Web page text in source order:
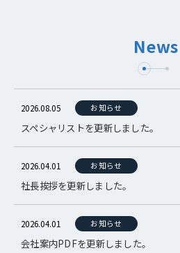
News
2026.08.05 お知らせ
スペシャリストを更新しました。
2026.04.01 お知らせ
社長挨拶を更新しました。
2026.04.01 お知らせ
会社案内PDFを更新しました。